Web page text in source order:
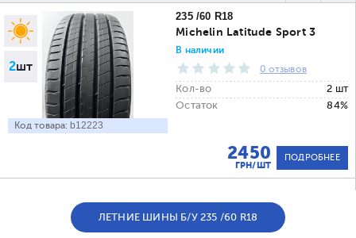
2шт
Код товара: b12223
235 /60 R18
Michelin Latitude Sport 3
В наличии
0 отзывов
Кол-во
2 шт
Остаток
84%
2450
ГРН/ШТ
ПОДРОБНЕЕ
ЛЕТНИЕ ШИНЫ Б/У 235 /60 R18